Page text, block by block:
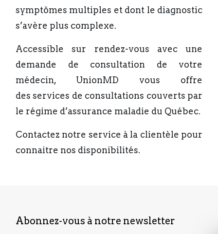
symptômes multiples et dont le diagnostic
s’avère plus complexe.
Accessible sur rendez-vous avec une
demande de consultation de votre
médecin, UnionMD vous offre
des services de consultations couverts par
le régime d’assurance maladie du Québec.
Contactez notre service à la clientèle pour
connaitre nos disponibilités.
Abonnez-vous à notre newsletter